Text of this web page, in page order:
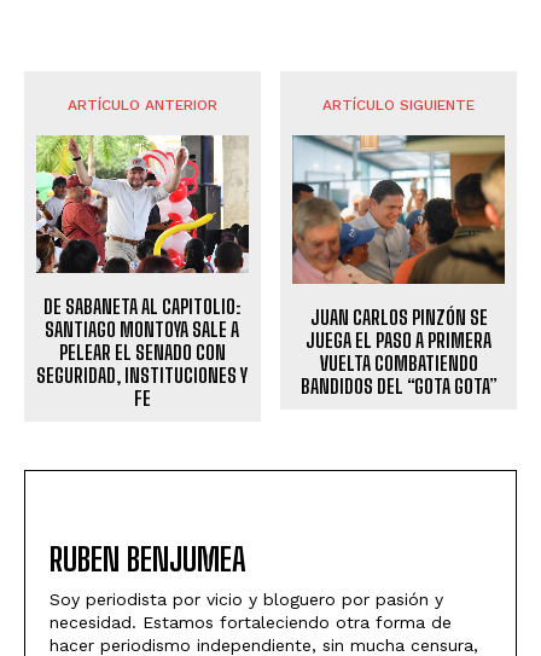
ARTÍCULO ANTERIOR
DE SABANETA AL CAPITOLIO:
SANTIAGO MONTOYA SALE A
PELEAR EL SENADO CON
SEGURIDAD, INSTITUCIONES Y
FE
ARTÍCULO SIGUIENTE
JUAN CARLOS PINZÓN SE
JUEGA EL PASO A PRIMERA
VUELTA COMBATIENDO
BANDIDOS DEL “GOTA GOTA”
RUBEN BENJUMEA
Soy periodista por vicio y bloguero por pasión y
necesidad. Estamos fortaleciendo otra forma de
hacer periodismo independiente, sin mucha censura,